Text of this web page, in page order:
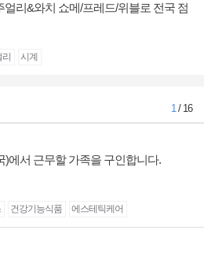
얼리&와치 쇼메/프레드/위블로 전국 점
시계
1/ 16
에서 근무할 가족을 구인합니다.
건강기능식품 에스테틱케어